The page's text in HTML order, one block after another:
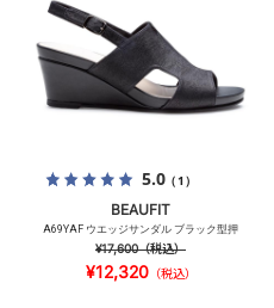
5.0（1）
BEAUFIT
A69YAF ウエッジサンダル ブラック型押
¥17,600（税込）
¥12,320（税込）